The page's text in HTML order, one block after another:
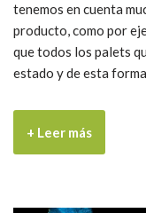
tenemos en cuenta
producto, como por
que todos los palets
estado y de esta
+ Leer más